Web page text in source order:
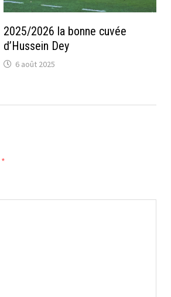
2025/2026 la bonne cuvée
d’Hussein Dey
6 août 2025
*